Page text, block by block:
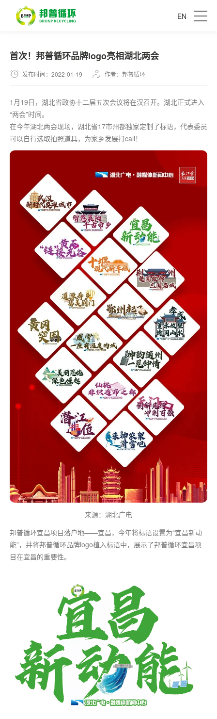
EN
首次！邦普循环品牌logo亮相湖北两会
发布时间：2022-01-19 作者：邦普循环
1月19日，湖北省政协十二届五次会议将在汉召开。湖北正式进入
“两会”时间。
在今年湖北两会现场，湖北省17市州都独家定制了标语，代表委员
可以自行选取拍照道具，为家乡发展打call！
来源：湖北广电
邦普循环宜昌项目落户地——宜昌，今年将标语设置为“宜昌新动
能”，并将邦普循环品牌logo植入标语中，展示了邦普循环宜昌项
目在宜昌的重要性。